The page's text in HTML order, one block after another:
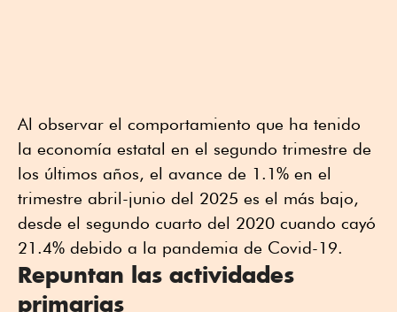
Al observar el comportamiento que ha tenido
la economía estatal en el segundo trimestre de
los últimos años, el avance de 1.1% en el
trimestre abril-junio del 2025 es el más bajo,
desde el segundo cuarto del 2020 cuando cayó
21.4% debido a la pandemia de Covid-19.
Repuntan las actividades
primarias